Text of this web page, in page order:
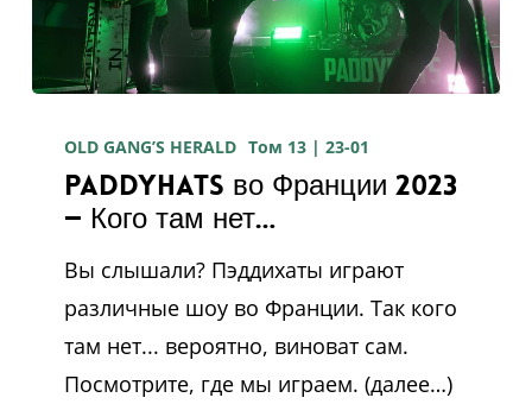
Франции
2023
Кого
там
нет…
OLD GANG’S HERALD Том 13 | 23-01
Paddyhats во Франции 2023
— Кого там нет…
Вы слышали? Пэддихаты играют
различные шоу во Франции. Так кого
там нет... вероятно, виноват сам.
Посмотрите, где мы играем. (далее…)